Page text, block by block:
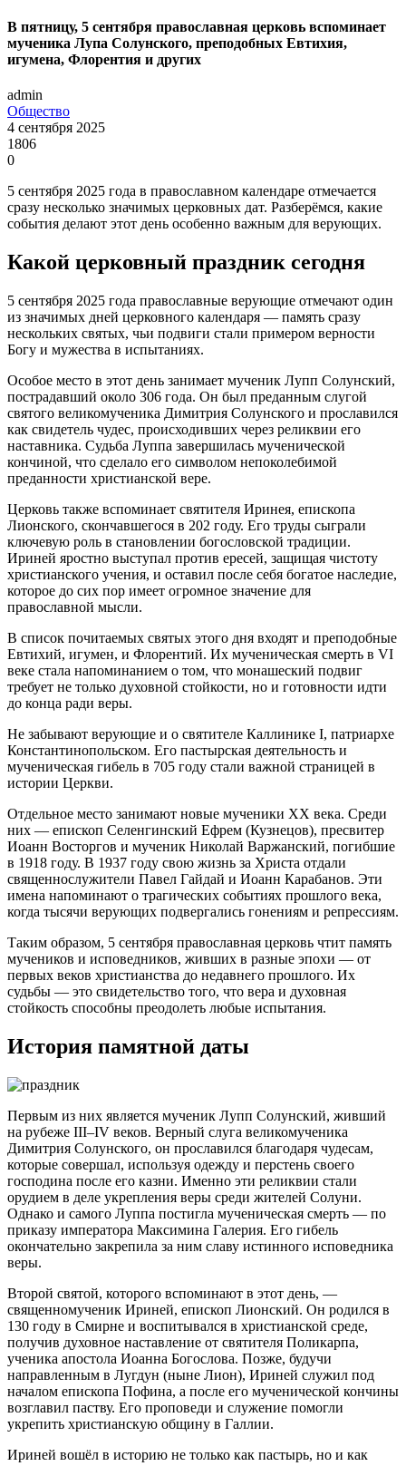
В пятницу, 5 сентября православная церковь вспоминает
мученика Лупа Солунского, преподобных Евтихия,
игумена, Флорентия и других
admin
Общество
4 сентября 2025
1806
0
5 сентября 2025 года в православном календаре отмечается
сразу несколько значимых церковных дат. Разберёмся, какие
события делают этот день особенно важным для верующих.
Какой церковный праздник сегодня
5 сентября 2025 года православные верующие отмечают один
из значимых дней церковного календаря — память сразу
нескольких святых, чьи подвиги стали примером верности
Богу и мужества в испытаниях.
Особое место в этот день занимает мученик Лупп Солунский,
пострадавший около 306 года. Он был преданным слугой
святого великомученика Димитрия Солунского и прославился
как свидетель чудес, происходивших через реликвии его
наставника. Судьба Луппа завершилась мученической
кончиной, что сделало его символом непоколебимой
преданности христианской вере.
Церковь также вспоминает святителя Иринея, епископа
Лионского, скончавшегося в 202 году. Его труды сыграли
ключевую роль в становлении богословской традиции.
Ириней яростно выступал против ересей, защищая чистоту
христианского учения, и оставил после себя богатое наследие,
которое до сих пор имеет огромное значение для
православной мысли.
В список почитаемых святых этого дня входят и преподобные
Евтихий, игумен, и Флорентий. Их мученическая смерть в VI
веке стала напоминанием о том, что монашеский подвиг
требует не только духовной стойкости, но и готовности идти
до конца ради веры.
Не забывают верующие и о святителе Каллинике I, патриархе
Константинопольском. Его пастырская деятельность и
мученическая гибель в 705 году стали важной страницей в
истории Церкви.
Отдельное место занимают новые мученики ХХ века. Среди
них — епископ Селенгинский Ефрем (Кузнецов), пресвитер
Иоанн Восторгов и мученик Николай Варжанский, погибшие
в 1918 году. В 1937 году свою жизнь за Христа отдали
священнослужители Павел Гайдай и Иоанн Карабанов. Эти
имена напоминают о трагических событиях прошлого века,
когда тысячи верующих подвергались гонениям и репрессиям.
Таким образом, 5 сентября православная церковь чтит память
мучеников и исповедников, живших в разные эпохи — от
первых веков христианства до недавнего прошлого. Их
судьбы — это свидетельство того, что вера и духовная
стойкость способны преодолеть любые испытания.
История памятной даты
Первым из них является мученик Лупп Солунский, живший
на рубеже III–IV веков. Верный слуга великомученика
Димитрия Солунского, он прославился благодаря чудесам,
которые совершал, используя одежду и перстень своего
господина после его казни. Именно эти реликвии стали
орудием в деле укрепления веры среди жителей Солуни.
Однако и самого Луппа постигла мученическая смерть — по
приказу императора Максимина Галерия. Его гибель
окончательно закрепила за ним славу истинного исповедника
веры.
Второй святой, которого вспоминают в этот день, —
священномученик Ириней, епископ Лионский. Он родился в
130 году в Смирне и воспитывался в христианской среде,
получив духовное наставление от святителя Поликарпа,
ученика апостола Иоанна Богослова. Позже, будучи
направленным в Лугдун (ныне Лион), Ириней служил под
началом епископа Пофина, а после его мученической кончины
возглавил паству. Его проповеди и служение помогли
укрепить христианскую общину в Галлии.
Ириней вошёл в историю не только как пастырь, но и как